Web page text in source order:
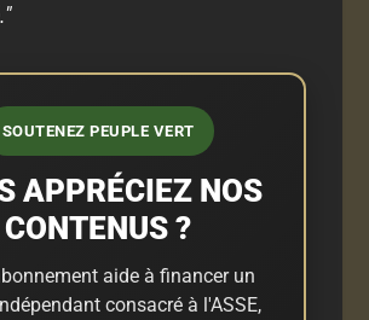
SOUTENEZ PEUPLE VERT
APPRÉCIEZ NOS
CONTENUS ?
aide à financer un
consacré à l'ASSE,